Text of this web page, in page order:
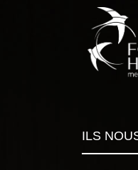
ILS